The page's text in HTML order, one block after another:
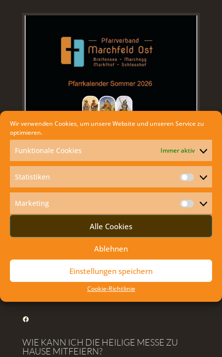
Wir verwenden Cookies, um unsere Website und unseren Service zu
optimieren.
Funktionale Cookies Immer aktiv
Statistiken
Marketing
Alle Cookies
Ablehnen
Einstellungen speichern
Cookie-Richtlinie
AKTUELLES
Exodus mit dem Kisi Club Marchegg
Familien und Jugendmesse in der Bahnhofkirche
Verabschiedung von Bruder Benedict Charbel
FOLLOW US ON FACEBOOK
Facebook
WIE KANN ICH DIE HEILIGE MESSE ZU
HAUSE MITFEIERN?